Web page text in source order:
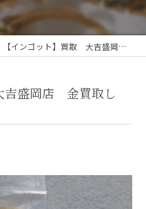
【インゴット】買取 大吉盛岡店 金買取しました！！
吉盛岡店 金買取し